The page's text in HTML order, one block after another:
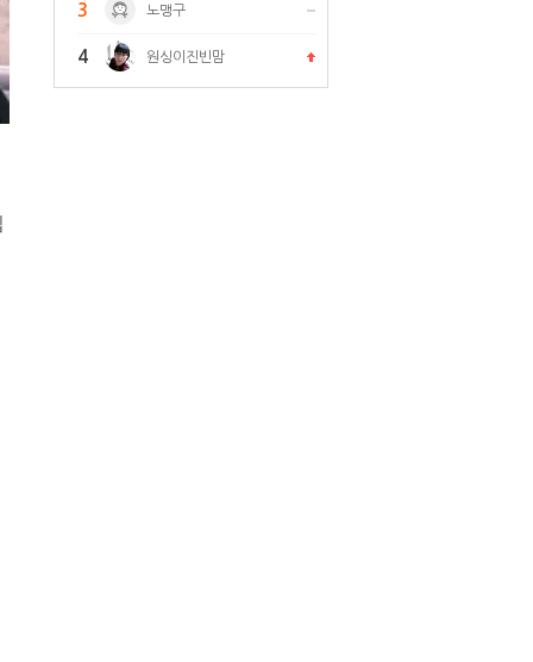
3 노맹구
4 원싱이진빈맘